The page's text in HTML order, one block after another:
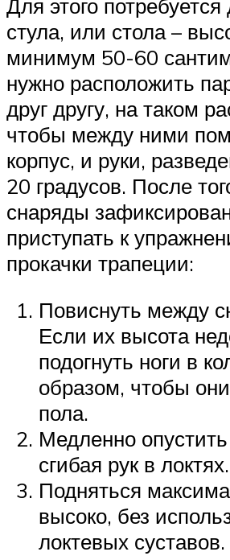
Для этого
стула, или стола –
минимум 50-60
нужно расположить
друг другу, на таком
чтобы между ними
корпус, и руки,
20 градусов. После
снаряды
приступать к
прокачки трапеции:
Повиснуть между
Если их высота
подогнуть ноги в
образом, чтобы
пола.
Медленно
сгибая рук в локтях.
Подняться
высоко, без
локтевых суставов.